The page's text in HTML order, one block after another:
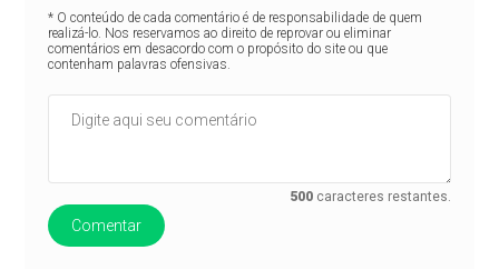
* O conteúdo de cada comentário é de responsabilidade de quem
realizá-lo. Nos reservamos ao direito de reprovar ou eliminar
comentários em desacordo com o propósito do site ou que
contenham palavras ofensivas.
500 caracteres restantes.
Comentar